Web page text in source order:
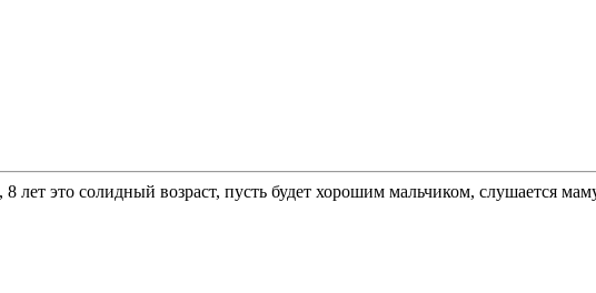
лет это солидный возраст, пусть будет хорошим мальчиком, слушается